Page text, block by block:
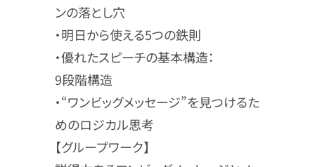
ンの落とし穴
・明日から使える5つの鉄則
・優れたスピーチの基本構造：
9段階構造
・“ワンビッグメッセージ”を見つけるた
めのロジカル思考
【グループワーク】